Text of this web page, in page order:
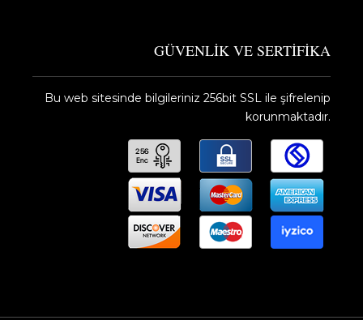
GÜVENLİK VE SERTİFİKA
Bu web sitesinde bilgileriniz 256bit SSL ile şifrelenip
korunmaktadır.